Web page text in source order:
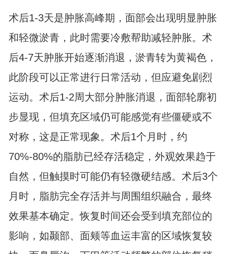
术后1-3天是肿胀高峰期，面部会出现明显肿胀
和轻微淤青，此时需要冷敷帮助减轻肿胀。术
后4-7天肿胀开始逐渐消退，淤青转为黄褐色，
此阶段可以正常进行日常活动，但应避免剧烈
运动。术后1-2周大部分肿胀消退，面部轮廓初
步显现，但填充区域仍可能感觉有些僵硬或不
对称，这是正常现象。术后1个月时，约
70%-80%的脂肪已经存活稳定，外观效果趋于
自然，但触摸时可能仍有轻微硬结感。术后3个
月时，脂肪完全存活并与周围组织融合，最终
效果基本确定。恢复时间还会受到填充部位的
影响，如颞部、面颊等血运丰富的区域恢复较